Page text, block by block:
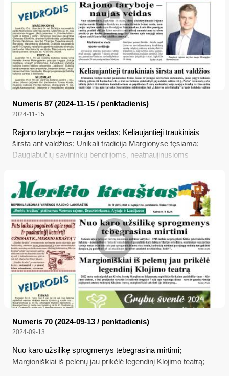
Numeris 87 (2024-11-15 / penktadienis)
2024-11-15
Rajono taryboje – naujas veidas; Keliaujantieji traukiniais
širsta ant valdžios; Unikali tradicija Margionyse tęsiama;
Daugiabučių savininkų bendrijoms, neatnaujinusioms
kaimynų žemę pirmi
Numeris 70 (2024-09-13 / penktadienis)
2024-09-13
Nuo karo užsilikę sprogmenys tebegrasina mirtimi;
Margioniškiai iš pelenų jau prikėlė legendinį Klojimo teatrą;